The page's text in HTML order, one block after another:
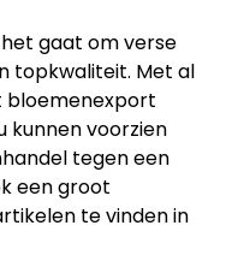
het gaat om verse
topkwaliteit. Met al
bloemenexport
kunnen voorzien
tegen een
een groot
te vinden in